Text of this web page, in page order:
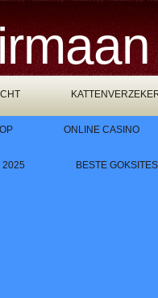
ONLINE CASINO
2025 BESTE GOKSITES